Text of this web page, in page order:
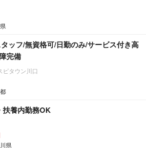
タッフ/無資格可/日勤のみ/サービス付き高
完備
ピタウン川口
扶養内勤務OK
県